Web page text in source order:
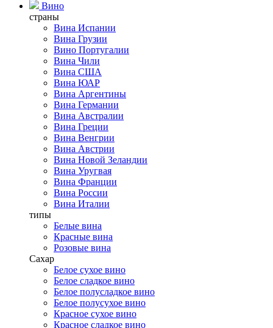
Вино
страны
Вина Испании
Вина Грузии
Вино Португалии
Вина Чили
Вина США
Вина ЮАР
Вина Аргентины
Вина Германии
Вина Австралии
Вина Греции
Вина Венгрии
Вина Австрии
Вина Новой Зеландии
Вина Уругвая
Вина Франции
Вина России
Вина Италии
типы
Белые вина
Красные вина
Розовые вина
Сахар
Белое сухое вино
Белое сладкое вино
Белое полусладкое вино
Белое полусухое вино
Красное сухое вино
Красное сладкое вино